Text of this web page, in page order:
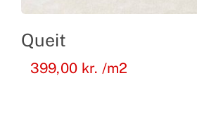
Queit
399,00 kr. /m2